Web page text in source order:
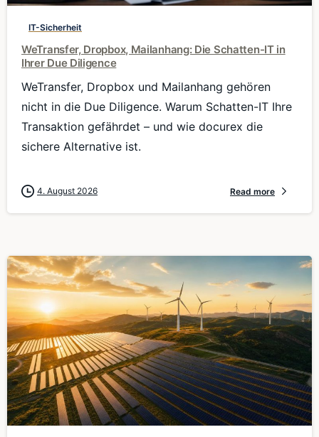
IT-Sicherheit
WeTransfer, Dropbox, Mailanhang: Die Schatten-IT in
Ihrer Due Diligence
WeTransfer, Dropbox und Mailanhang gehören
nicht in die Due Diligence. Warum Schatten-IT Ihre
Transaktion gefährdet – und wie docurex die
sichere Alternative ist.
4. August 2026 Read more
0